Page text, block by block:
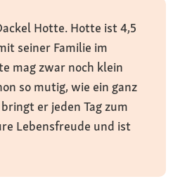
Hotte. Hotte ist 4,5
seiner Familie im
mag zwar noch klein
so mutig, wie ein ganz
er jeden Tag zum
Lebensfreude und ist